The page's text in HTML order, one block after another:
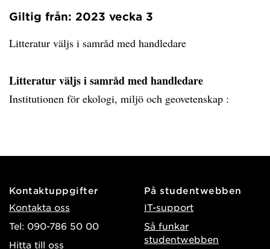
Giltig från: 2023 vecka 3
Litteratur väljs i samråd med handledare
Litteratur väljs i samråd med handledare
Institutionen för ekologi, miljö och geovetenskap :
Kontaktuppgifter
Kontakta oss
Tel: 090-786 50 00
Hitta till oss
På studentwebben
IT-support
Så funkar
studentwebben